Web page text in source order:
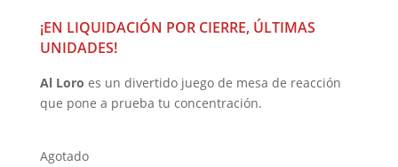
12,95 €.6,48 €.
¡EN LIQUIDACIÓN POR CIERRE, ÚLTIMAS
UNIDADES!
Al Loro es un divertido juego de mesa de reacción
que pone a prueba tu concentración.
Agotado